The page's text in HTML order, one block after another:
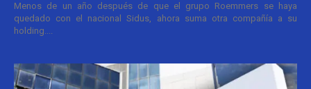
Menos de un año después de que el grupo Roemmers se haya
quedado con el nacional Sidus, ahora suma otra compañía a su
holding....